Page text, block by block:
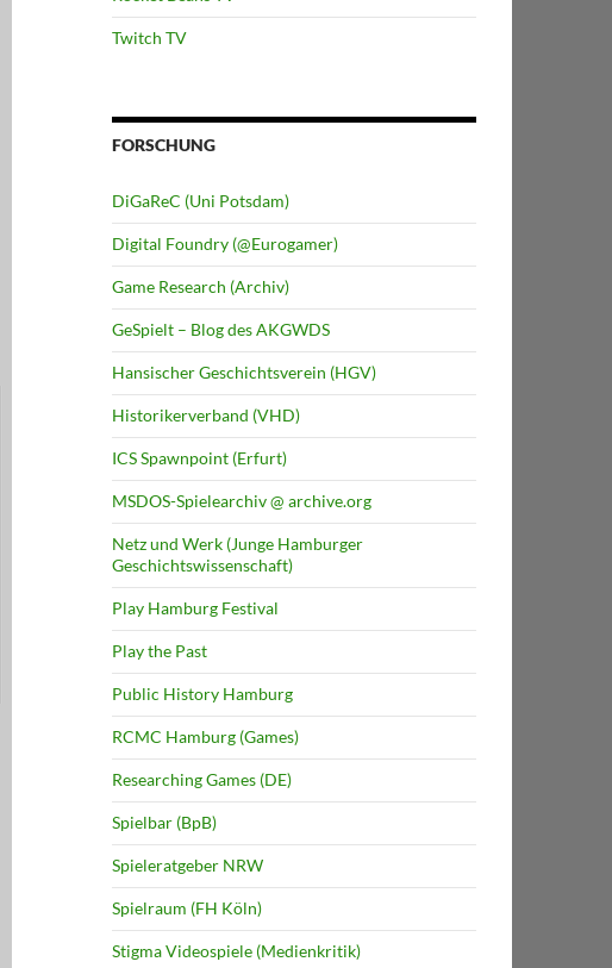
Twitch TV
FORSCHUNG
DiGaReC (Uni Potsdam)
Digital Foundry (@Eurogamer)
Game Research (Archiv)
GeSpielt – Blog des AKGWDS
Hansischer Geschichtsverein (HGV)
Historikerverband (VHD)
ICS Spawnpoint (Erfurt)
MSDOS-Spielearchiv @ archive.org
Netz und Werk (Junge Hamburger
Geschichtswissenschaft)
Play Hamburg Festival
Play the Past
Public History Hamburg
RCMC Hamburg (Games)
Researching Games (DE)
Spielbar (BpB)
Spieleratgeber NRW
Spielraum (FH Köln)
Stigma Videospiele (Medienkritik)